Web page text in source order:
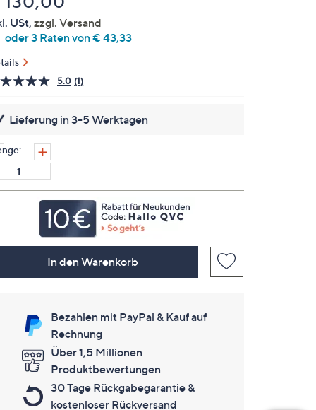
USt,zzgl. Versand
oder 3 Raten von € 43,33
5.0 Bewertung
auf
(1)
Lieferung in 3-5 Werktagen
In den Warenkorb
Bezahlen mit PayPal & Kauf auf
Rechnung
Über 1,5 Millionen
Produktbewertungen
30 Tage Rückgabegarantie &
kostenloser Rückversand